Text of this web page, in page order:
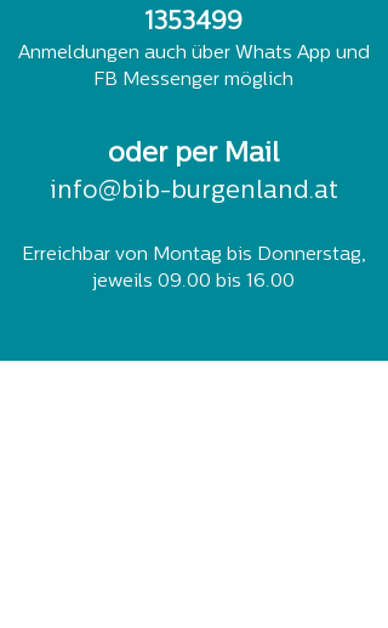
1353499
Anmeldungen auch über Whats App und
FB Messenger möglich
oder per Mail
info@bib-burgenland.at
Erreichbar von Montag bis Donnerstag,
jeweils 09.00 bis 16.00